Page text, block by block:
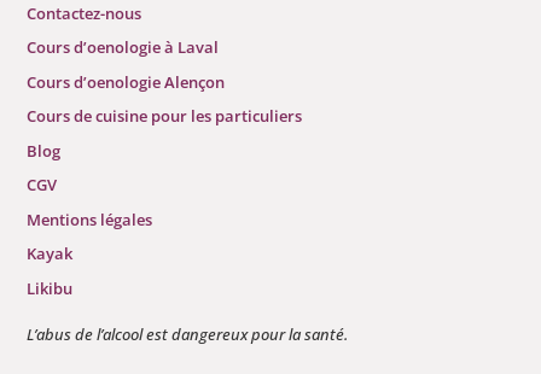
Contactez-nous
Cours d’oenologie à Laval
Cours d’oenologie Alençon
Cours de cuisine pour les particuliers
Blog
CGV
Mentions légales
Kayak
Likibu
L’abus de l’alcool est dangereux pour la santé.